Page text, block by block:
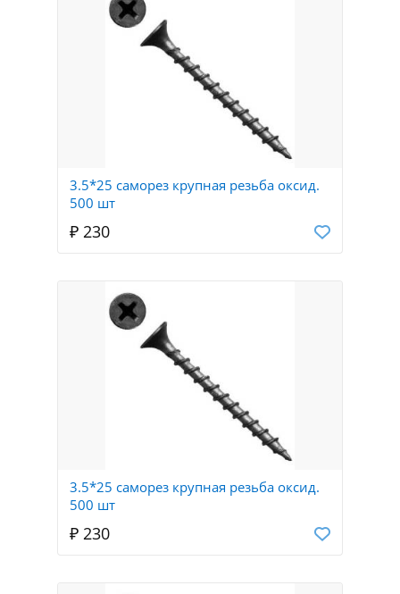
3.5*25 саморез крупная резьба оксид.
500 шт
₽ 230
3.5*25 саморез крупная резьба оксид.
500 шт
₽ 230